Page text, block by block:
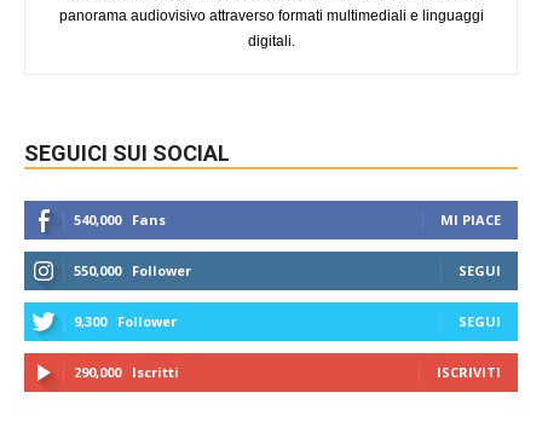
panorama audiovisivo attraverso formati multimediali e linguaggi
digitali.
SEGUICI SUI SOCIAL
540,000 Fans MI PIACE
550,000 Follower SEGUI
9,300 Follower SEGUI
290,000 Iscritti ISCRIVITI